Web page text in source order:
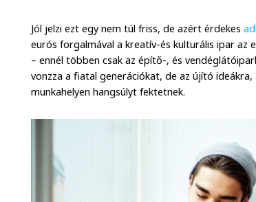
Jól jelzi ezt egy nem túl friss, de azért érdekes
eurós forgalmával a kreatív-és kulturális ipar
– ennél többen csak az építő-, és
vonzza a fiatal generációkat, de az újító
munkahelyen hangsúlyt fektetnek.